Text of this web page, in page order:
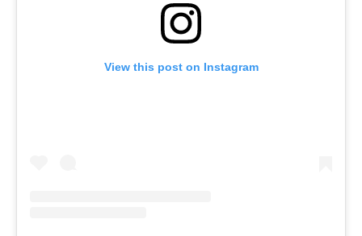
View this post on Instagram